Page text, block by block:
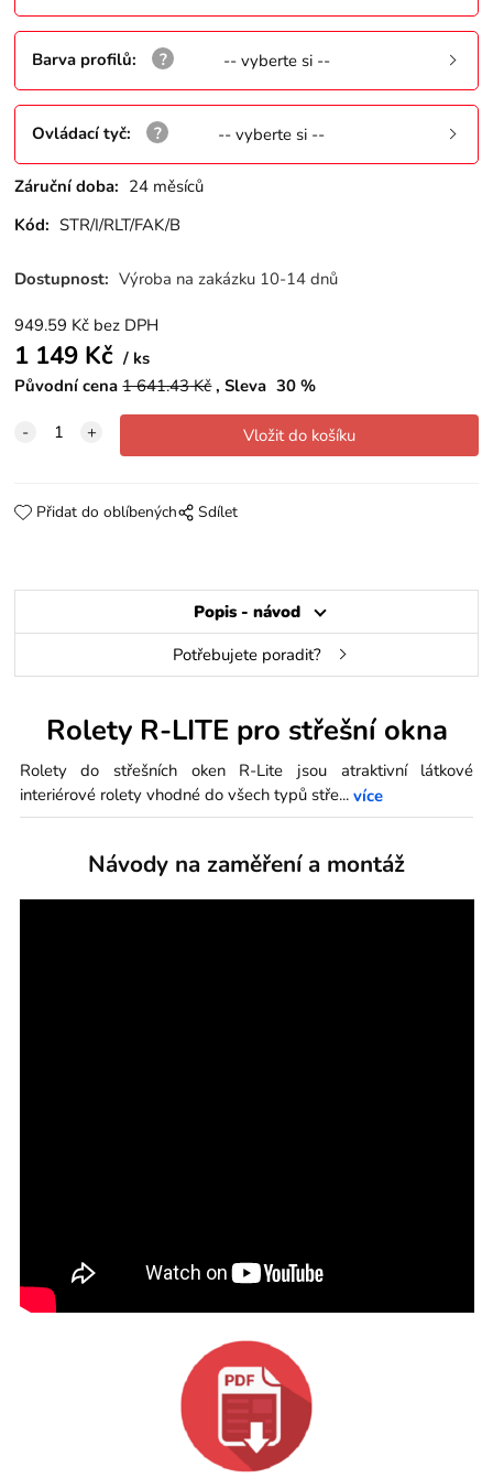
Barva profilů: -- vyberte si --
Ovládací tyč: -- vyberte si --
Záruční doba: 24 měsíců
Kód: STR/I/RLT/FAK/B
Dostupnost: Výroba na zakázku 10-14 dnů
949.59 Kč bez DPH
1 149 Kč
ks
Původní cena 1 641.43Kč Sleva 30 %
Přidat do oblíbených Sdílet
Popis - návod
Potřebujete poradit?
Rolety R-LITE pro střešní okna
Rolety do střešních oken R-Lite jsou atraktivní látkové
interiérové rolety vhodné do všech typů stře... více
Návody na zaměření a montáž